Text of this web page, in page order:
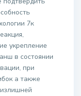
7к
укрепление
в состоянии
при
а также